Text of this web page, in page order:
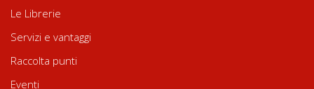
Le Librerie
Servizi e vantaggi
Raccolta punti
Eventi